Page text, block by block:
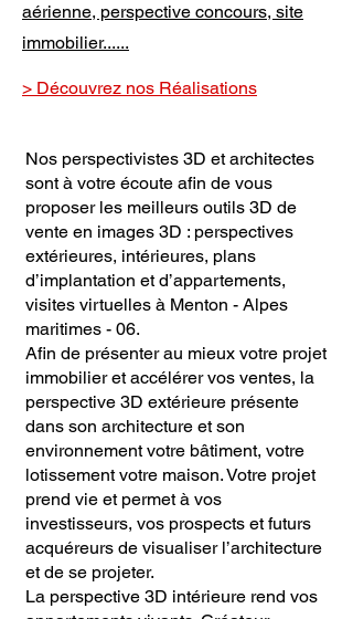
aérienne, perspective concours, site
immobilier......
> Découvrez nos Réalisations
Nos perspectivistes 3D et architectes
sont à votre écoute afin de vous
proposer les meilleurs outils 3D de
vente en images 3D : perspectives
extérieures, intérieures, plans
d’implantation et d’appartements,
visites virtuelles à Menton - Alpes
maritimes - 06.
Afin de présenter au mieux votre projet
immobilier et accélérer vos ventes, la
perspective 3D extérieure présente
dans son architecture et son
environnement votre bâtiment, votre
lotissement votre maison. Votre projet
prend vie et permet à vos
investisseurs, vos prospects et futurs
acquéreurs de visualiser l’architecture
et de se projeter.
La perspective 3D intérieure rend vos